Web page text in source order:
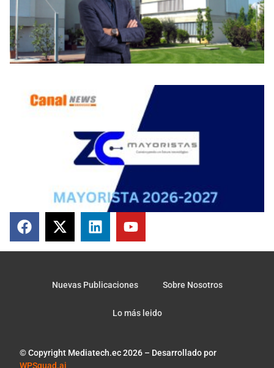
© Copyright Mediatech.ec 2026 – Desarrollado por
WPSquad.ai
Nuevas Publicaciones Sobre Nosotros
Lo más leido